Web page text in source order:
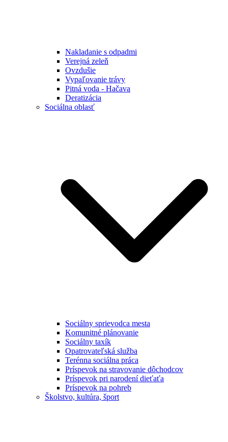
Nakladanie s odpadmi
Verejná zeleň
Ovzdušie
Vypaľovanie trávy
Pitná voda - Hačava
Deratizácia
Sociálna oblasť
Sociálny sprievodca mesta
Komunitné plánovanie
Sociálny taxík
Opatrovateľská služba
Terénna sociálna práca
Príspevok na stravovanie dôchodcov
Príspevok pri narodení dieťaťa
Príspevok na pohreb
Školstvo, kultúra, šport